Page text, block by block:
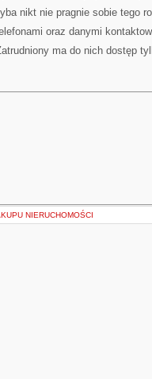
nikt nie pragnie sobie tego
oraz danymi
ma do nich dostęp
NIERUCHOMOŚCI